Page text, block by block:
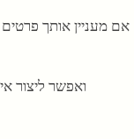
אם מעניין אותך
ואפשר ליצור